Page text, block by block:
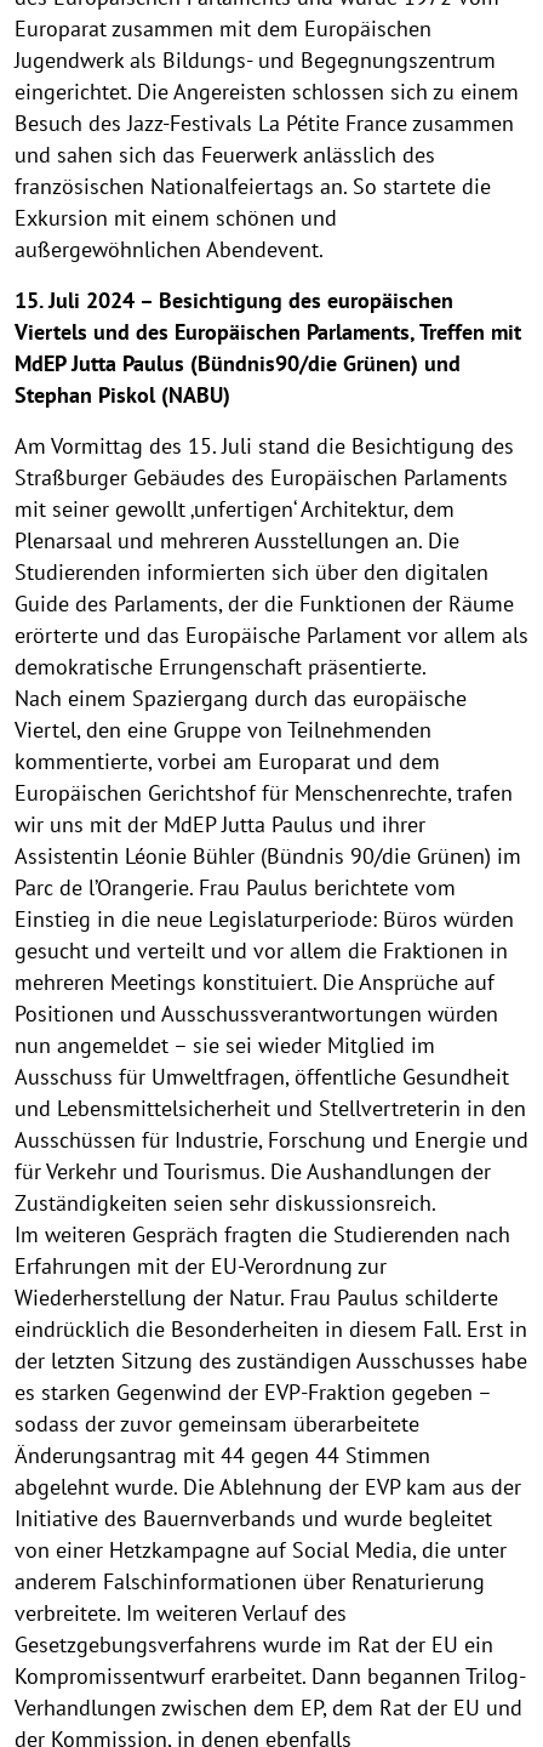
Europarat zusammen mit dem Europäischen
Jugendwerk als Bildungs- und Begegnungszentrum
eingerichtet. Die Angereisten schlossen sich zu einem
Besuch des Jazz-Festivals La Pétite France zusammen
und sahen sich das Feuerwerk anlässlich des
französischen Nationalfeiertags an. So startete die
Exkursion mit einem schönen und
außergewöhnlichen Abendevent.
15. Juli 2024 – Besichtigung des europäischen
Viertels und des Europäischen Parlaments, Treffen mit
MdEP Jutta Paulus (Bündnis90/die Grünen) und
Stephan Piskol (NABU)
Am Vormittag des 15. Juli stand die Besichtigung des
Straßburger Gebäudes des Europäischen Parlaments
mit seiner gewollt ‚unfertigen‘ Architektur, dem
Plenarsaal und mehreren Ausstellungen an. Die
Studierenden informierten sich über den digitalen
Guide des Parlaments, der die Funktionen der Räume
erörterte und das Europäische Parlament vor allem als
demokratische Errungenschaft präsentierte.
Nach einem Spaziergang durch das europäische
Viertel, den eine Gruppe von Teilnehmenden
kommentierte, vorbei am Europarat und dem
Europäischen Gerichtshof für Menschenrechte, trafen
wir uns mit der MdEP Jutta Paulus und ihrer
Assistentin Léonie Bühler (Bündnis 90/die Grünen) im
Parc de l’Orangerie. Frau Paulus berichtete vom
Einstieg in die neue Legislaturperiode: Büros würden
gesucht und verteilt und vor allem die Fraktionen in
mehreren Meetings konstituiert. Die Ansprüche auf
Positionen und Ausschussverantwortungen würden
nun angemeldet – sie sei wieder Mitglied im
Ausschuss für Umweltfragen, öffentliche Gesundheit
und Lebensmittelsicherheit und Stellvertreterin in den
Ausschüssen für Industrie, Forschung und Energie und
für Verkehr und Tourismus. Die Aushandlungen der
Zuständigkeiten seien sehr diskussionsreich.
Im weiteren Gespräch fragten die Studierenden nach
Erfahrungen mit der EU-Verordnung zur
Wiederherstellung der Natur. Frau Paulus schilderte
eindrücklich die Besonderheiten in diesem Fall. Erst in
der letzten Sitzung des zuständigen Ausschusses habe
es starken Gegenwind der EVP-Fraktion gegeben –
sodass der zuvor gemeinsam überarbeitete
Änderungsantrag mit 44 gegen 44 Stimmen
abgelehnt wurde. Die Ablehnung der EVP kam aus der
Initiative des Bauernverbands und wurde begleitet
von einer Hetzkampagne auf Social Media, die unter
anderem Falschinformationen über Renaturierung
verbreitete. Im weiteren Verlauf des
Gesetzgebungsverfahrens wurde im Rat der EU ein
Kompromissentwurf erarbeitet. Dann begannen Trilog-
Verhandlungen zwischen dem EP, dem Rat der EU und
der Kommission, in denen ebenfalls